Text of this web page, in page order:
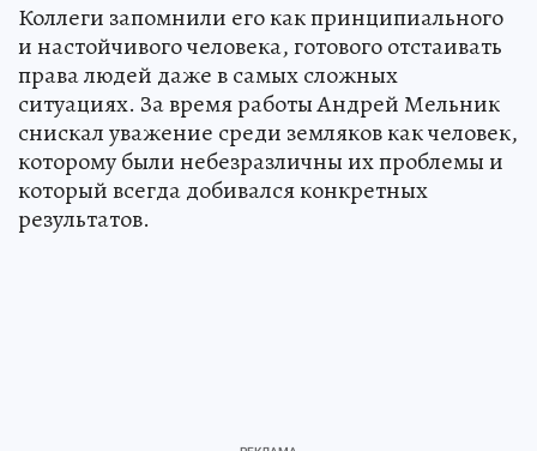
Коллеги запомнили его как принципиального
и настойчивого человека, готового отстаивать
права людей даже в самых сложных
ситуациях. За время работы Андрей Мельник
снискал уважение среди земляков как человек,
которому были небезразличны их проблемы и
который всегда добивался конкретных
результатов.